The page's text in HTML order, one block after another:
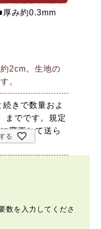
み約0.3mm
2cm。生地の
。
きで数量およ
までです。規定
変更して送ら
る